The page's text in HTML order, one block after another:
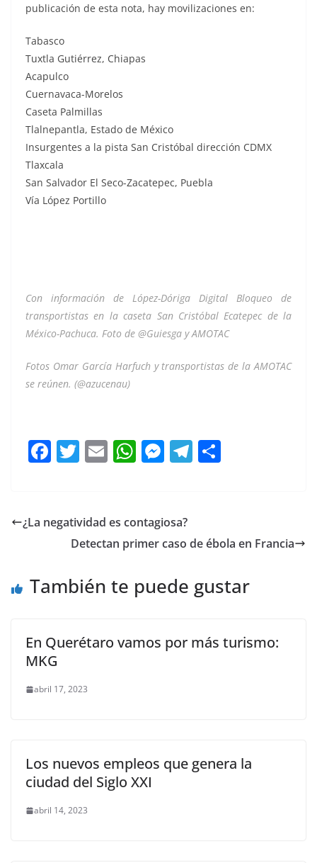
publicación de esta nota, hay movilizaciones en:
Tabasco
Tuxtla Gutiérrez, Chiapas
Acapulco
Cuernavaca-Morelos
Caseta Palmillas
Tlalnepantla, Estado de México
Insurgentes a la pista San Cristóbal dirección CDMX
Tlaxcala
San Salvador El Seco-Zacatepec, Puebla
Vía López Portillo
Con información de López-Dóriga Digital Bloqueo de
transportistas en la caseta San Cristóbal Ecatepec de la
México-Pachuca. Foto de @Guiesga y AMOTAC
Fotos Omar García Harfuch y transportistas de la AMOTAC
se reúnen. (@azucenau)
F
e
o
T
er
E
l
W
s
A
p
M
e
n
er
T
a ar
¿La negatividad es contagiosa?
Detectan primer caso de ébola en Francia
También te puede gustar
En Querétaro vamos por más turismo:
MKG
abril 17, 2023
Los nuevos empleos que genera la
ciudad del Siglo XXI
abril 14, 2023